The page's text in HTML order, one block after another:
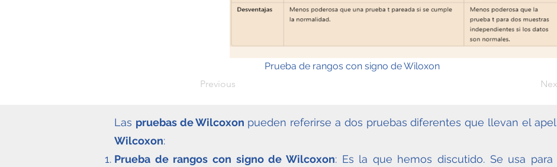
Prueba de rangos con signo de Wiloxon
Previous
Las pruebas de Wilcoxon pueden referirse a dos pruebas diferentes que llevan el
Wilcoxon:
Prueba de rangos con signo de Wilcoxon: Es la que hemos discutido. Se usa